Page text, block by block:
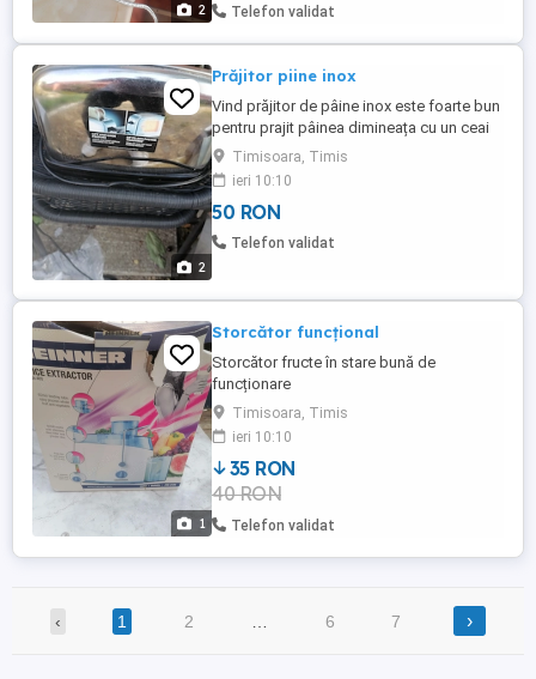
2 Telefon validat
2
Prăjitor piine inox
Vind prăjitor de pâine inox este foarte bun
pentru prajit pâinea dimineața cu un ceai
cald, ptr detalii și informații despre
produs vă rog să mă contactați
mulțumesc
Timisoara, Timis
ieri 10:10
50 RON
Telefon validat
1
Storcător funcțional
Storcător fructe în stare bună de
funcționare
Timisoara, Timis
ieri 10:10
35 RON
40 RON
Telefon validat
‹ 1 2 6 7 ›